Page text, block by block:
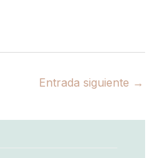
Entrada siguiente →